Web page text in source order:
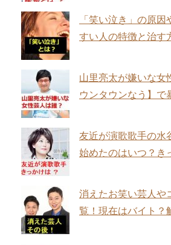
「笑い泣き」の原
すい人の特徴と治す
山里亮太が嫌いな女
ウンタウンなう】で
友近が演歌歌手の水
始めたのはいつ？き
消えたお笑い芸人や
覧！現在はバイト？